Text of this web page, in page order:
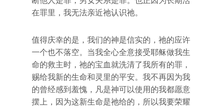
在罪里，我无法亲近祂认识祂。
值得庆幸的是，我们的神是信实的，祂的应许
一个也不落空。当我全心全意接受耶稣做我生
命的救主时，祂的宝血就洗清了我所有的罪，
赐给我新的生命和灵里的平安。我不再因为我
的曾经感到羞愧，凡是神可以使用的我都愿意
摆上，因为这新生命是祂给的，所以我要荣耀